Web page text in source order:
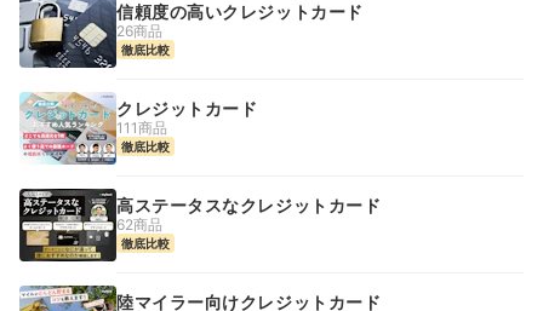
信頼度の高いクレジットカード
26商品
徹底比較
クレジットカード
111商品
徹底比較
高ステータスなクレジットカード
62商品
徹底比較
陸マイラー向けクレジットカード